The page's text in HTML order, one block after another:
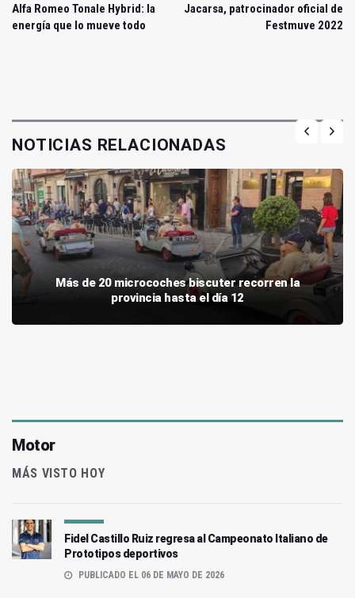
Alfa Romeo Tonale Hybrid: la
energía que lo mueve todo
Jacarsa, patrocinador oficial de
Festmuve 2022
NOTICIAS RELACIONADAS
Más de 20 microcoches biscuter recorren la
provincia hasta el día 12
Motor
MÁS VISTO HOY
Fidel Castillo Ruiz regresa al Campeonato Italiano de
Prototipos deportivos
PUBLICADO EL 06 DE MAYO DE 2026